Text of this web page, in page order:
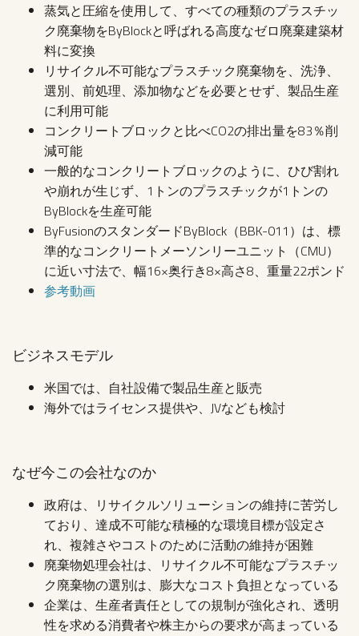
蒸気と圧縮を使用して、すべての種類のプラスチッ
ク廃棄物をByBlockと呼ばれる高度なゼロ廃棄建築材
料に変換
リサイクル不可能なプラスチック廃棄物を、洗浄、
選別、前処理、添加物などを必要とせず、製品生産
に利用可能
コンクリートブロックと比べCO2の排出量を83％削
減可能
一般的なコンクリートブロックのように、ひび割れ
や崩れが生じず、1トンのプラスチックが1トンの
ByBlockを生産可能
ByFusionのスタンダードByBlock（BBK-011）は、標
準的なコンクリートメーソンリーユニット（CMU）
に近い寸法で、幅16×奥行き8×高さ8、重量22ポンド
参考動画
ビジネスモデル
米国では、自社設備で製品生産と販売
海外ではライセンス提供や、JVなども検討
なぜ今この会社なのか
政府は、リサイクルソリューションの維持に苦労し
ており、達成不可能な積極的な環境目標が設定さ
れ、複雑さやコストのために活動の維持が困難
廃棄物処理会社は、リサイクル不可能なプラスチッ
ク廃棄物の選別は、膨大なコスト負担となっている
企業は、生産者責任としての規制が強化され、透明
性を求める消費者や株主からの要求が高まっている